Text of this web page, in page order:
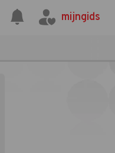
mijngids